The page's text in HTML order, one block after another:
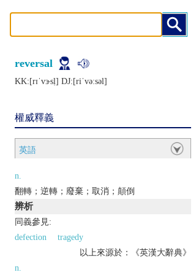
reversal
KK:[rɪˈvɝsḷ] DJ:[riˈvǝːsǝl]
權威釋義
英語
n.
翻轉；逆轉；廢棄；取消；顛倒
辨析
同義參見:
defection
tragedy
以上來源於：《英漢大辭典》
n.